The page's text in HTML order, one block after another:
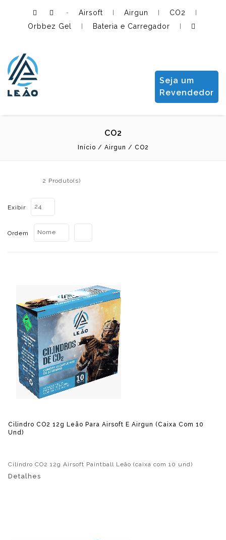
- Airsoft Airgun CO2
Orbbez Gel Bateria e Carregador
Seja um
Revendedor
CO2
Início / Airgun / CO2
2 Produto(s)
Exibir 24
Ordem Nome
Cilindro CO2 12g Leão Para Airsoft E Airgun (caixa Com 10
Und)
Cilindro CO2 12g Airsoft Paintball Leão (caixa com 10 und)
Detalhes